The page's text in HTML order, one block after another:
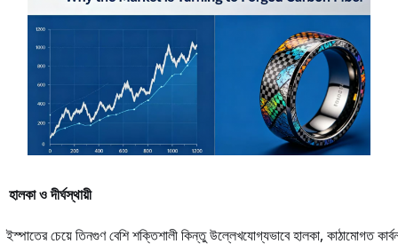
হালকা ও দীর্ঘস্থায়ী
ইস্পাতের চেয়ে তিনগুণ বেশি শক্তিশালী কিন্তু উল্লেখযোগ্যভাবে হালকা, কাঠামোগত